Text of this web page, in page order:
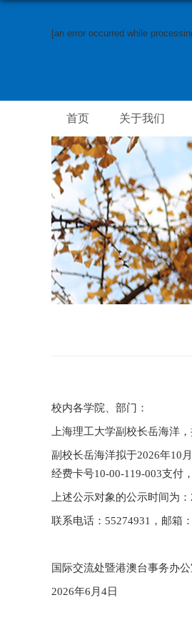
[an error occurred while
首页 关于我们
校内各学院、部门：
上海理工大学副校长岳海洋
副校长岳海洋拟于2026年10 月
经费卡号10-00-119-003支付
上述公示对象的公示时间为：
联系电话： 55274931 ，邮箱：
国际交流处暨港澳台事务办公
2026年6 月 4日